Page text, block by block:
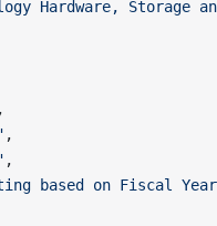
Hardware, Storage
,
,
,
based on Fiscal